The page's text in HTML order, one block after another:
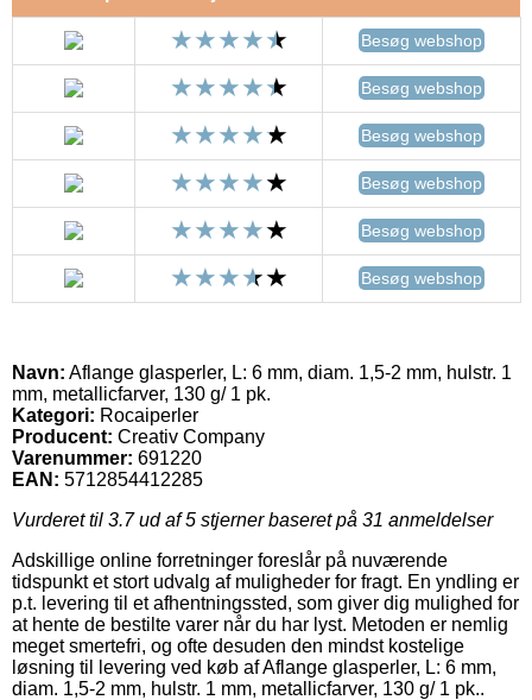
Besøg webshop
Besøg webshop
Besøg webshop
Besøg webshop
Besøg webshop
Besøg webshop
Navn: Aflange glasperler, L: 6 mm, diam. 1,5-2 mm, hulstr. 1
mm, metallicfarver, 130 g/ 1 pk.
Kategori: Rocaiperler
Producent: Creativ Company
Varenummer: 691220
EAN: 5712854412285
Vurderet til 3.7ud af 5 stjerner baseret på 31 anmeldelser
Adskillige online forretninger foreslår på nuværende
tidspunkt et stort udvalg af muligheder for fragt. En yndling er
p.t. levering til et afhentningssted, som giver dig mulighed for
at hente de bestilte varer når du har lyst. Metoden er nemlig
meget smertefri, og ofte desuden den mindst kostelige
løsning til levering ved køb af Aflange glasperler, L: 6 mm,
diam. 1,5-2 mm, hulstr. 1 mm, metallicfarver, 130 g/ 1 pk..